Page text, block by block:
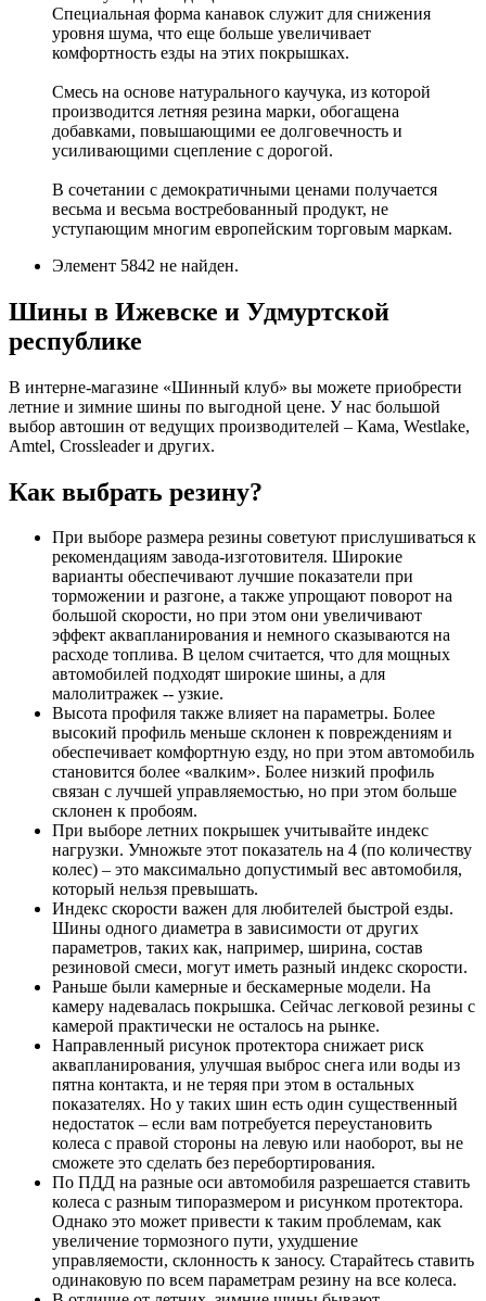
Специальная форма канавок служит для снижения
уровня шума, что еще больше увеличивает
комфортность езды на этих покрышках.
Смесь на основе натурального каучука, из которой
производится летняя резина марки, обогащена
добавками, повышающими ее долговечность и
усиливающими сцепление с дорогой.
В сочетании с демократичными ценами получается
весьма и весьма востребованный продукт, не
уступающим многим европейским торговым маркам.
Элемент 5842 не найден.
Шины в Ижевске и Удмуртской
республике
В интерне-магазине «Шинный клуб» вы можете приобрести
летние и зимние шины по выгодной цене. У нас большой
выбор автошин от ведущих производителей – Кама, Westlake,
Amtel, Crossleader и других.
Как выбрать резину?
При выборе размера резины советуют прислушиваться к
рекомендациям завода-изготовителя. Широкие
варианты обеспечивают лучшие показатели при
торможении и разгоне, а также упрощают поворот на
большой скорости, но при этом они увеличивают
эффект аквапланирования и немного сказываются на
расходе топлива. В целом считается, что для мощных
автомобилей подходят широкие шины, а для
малолитражек -- узкие.
Высота профиля также влияет на параметры. Более
высокий профиль меньше склонен к повреждениям и
обеспечивает комфортную езду, но при этом автомобиль
становится более «валким». Более низкий профиль
связан с лучшей управляемостью, но при этом больше
склонен к пробоям.
При выборе летних покрышек учитывайте индекс
нагрузки. Умножьте этот показатель на 4 (по количеству
колес) – это максимально допустимый вес автомобиля,
который нельзя превышать.
Индекс скорости важен для любителей быстрой езды.
Шины одного диаметра в зависимости от других
параметров, таких как, например, ширина, состав
резиновой смеси, могут иметь разный индекс скорости.
Раньше были камерные и бескамерные модели. На
камеру надевалась покрышка. Сейчас легковой резины с
камерой практически не осталось на рынке.
Направленный рисунок протектора снижает риск
аквапланирования, улучшая выброс снега или воды из
пятна контакта, и не теряя при этом в остальных
показателях. Но у таких шин есть один существенный
недостаток – если вам потребуется переустановить
колеса с правой стороны на левую или наоборот, вы не
сможете это сделать без перебортирования.
По ПДД на разные оси автомобиля разрешается ставить
колеса с разным типоразмером и рисунком протектора.
Однако это может привести к таким проблемам, как
увеличение тормозного пути, ухудшение
управляемости, склонность к заносу. Старайтесь ставить
одинаковую по всем параметрам резину на все колеса.